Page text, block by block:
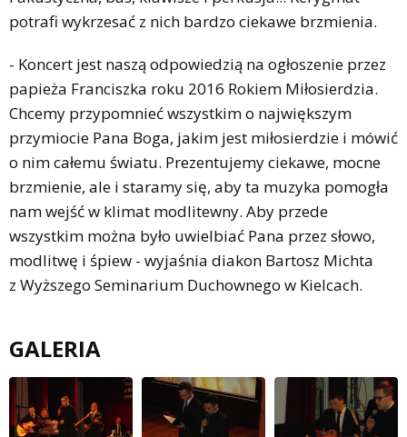
potrafi wykrzesać z nich bardzo ciekawe brzmienia.
- Koncert jest naszą odpowiedzią na ogłoszenie przez
papieża Franciszka roku 2016 Rokiem Miłosierdzia.
Chcemy przypomnieć wszystkim o największym
przymiocie Pana Boga, jakim jest miłosierdzie i mówić
o nim całemu światu. Prezentujemy ciekawe, mocne
brzmienie, ale i staramy się, aby ta muzyka pomogła
nam wejść w klimat modlitewny. Aby przede
wszystkim można było uwielbiać Pana przez słowo,
modlitwę i śpiew - wyjaśnia diakon Bartosz Michta
z Wyższego Seminarium Duchownego w Kielcach.
GALERIA